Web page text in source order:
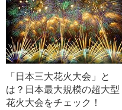
「日本三大花火大会」と
は？日本最大規模の超大型
花火大会をチェック！